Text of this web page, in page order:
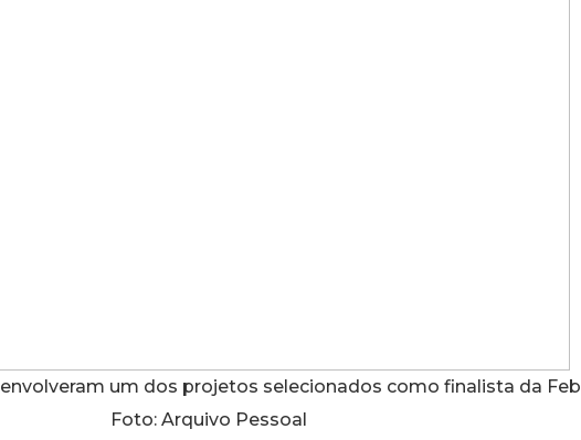
um dos projetos selecionados como finalista da
Foto: Arquivo Pessoal